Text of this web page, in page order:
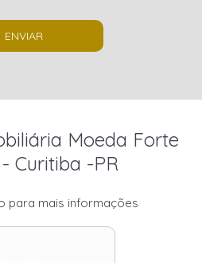
ENVIAR
Moeda Forte
Curitiba -PR
para mais informações